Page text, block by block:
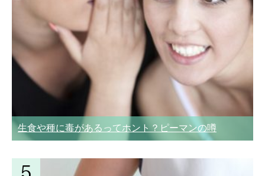
生食や種に毒があるってホント？ピーマンの噂